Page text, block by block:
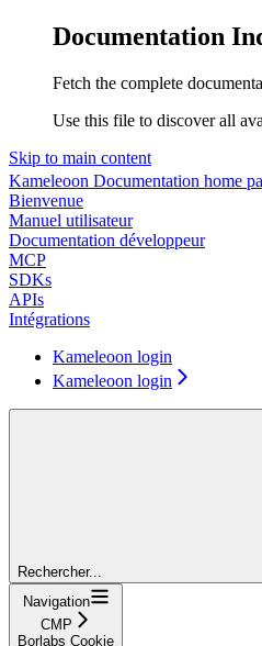
Documentation
Fetch the complete
Use this file to discover all
Skip to main content
Kameleoon Documentation home
Bienvenue
Manuel utilisateur
Documentation développeur
MCP
SDKs
APIs
Intégrations
Kameleoon login
Kameleoon login
Rechercher...
Navigation
CMP
Borlabs Cookie